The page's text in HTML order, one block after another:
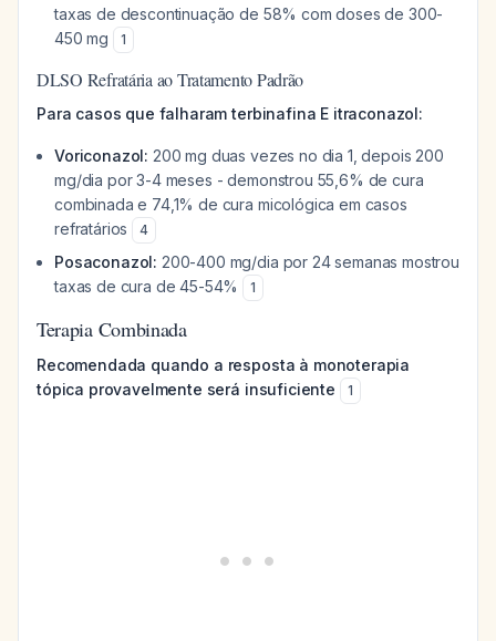
taxas de descontinuação de 58% com doses de 300-
450 mg
1
DLSO Refratária ao Tratamento Padrão
Para casos que falharam terbinafina E itraconazol:
Voriconazol: 200 mg duas vezes no dia 1, depois 200
mg/dia por 3-4 meses - demonstrou 55,6% de cura
combinada e 74,1% de cura micológica em casos
refratários
4
Posaconazol: 200-400 mg/dia por 24 semanas mostrou
taxas de cura de 45-54%
1
Terapia Combinada
Recomendada quando a resposta à monoterapia
tópica provavelmente será insuficiente
1